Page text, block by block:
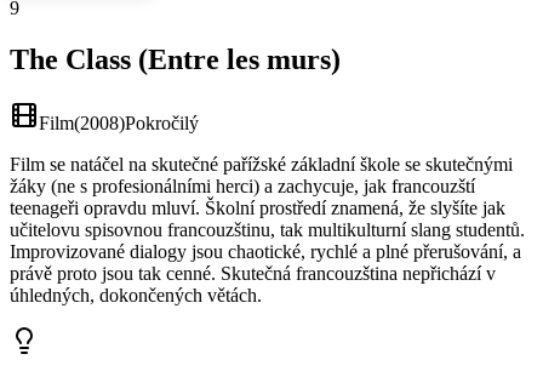
9
The Class (Entre les murs)
Film(2008)Pokročilý
Film se natáčel na skutečné pařížské základní škole se skutečnými
žáky (ne s profesionálními herci) a zachycuje, jak francouzští
teenageři opravdu mluví. Školní prostředí znamená, že slyšíte jak
učitelovu spisovnou francouzštinu, tak multikulturní slang studentů.
Improvizované dialogy jsou chaotické, rychlé a plné přerušování, a
právě proto jsou tak cenné. Skutečná francouzština nepřichází v
úhledných, dokončených větách.